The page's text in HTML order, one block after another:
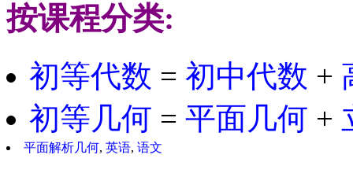
按课程分类:
初等代数 = 初中代数 +
初等几何 = 平面几何 +
平面解析几何, 英语, 语文